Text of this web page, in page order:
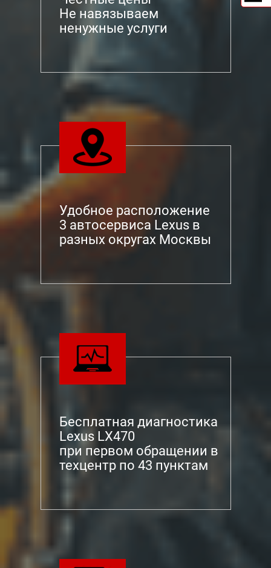
Не навязываем
ненужные услуги
Удобное расположение
3 автосервиса Lexus в
разных округах Москвы
Бесплатная диагностика
Lexus LX470
при первом обращении в
техцентр по 43 пунктам